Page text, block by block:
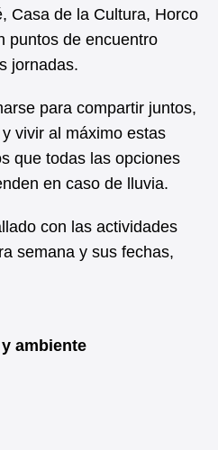
Casa de la Cultura, Horco
puntos de encuentro
jornadas.
para compartir juntos,
vivir al máximo estas
que todas las opciones
en caso de lluvia.
con las actividades
semana y sus fechas,
ambiente